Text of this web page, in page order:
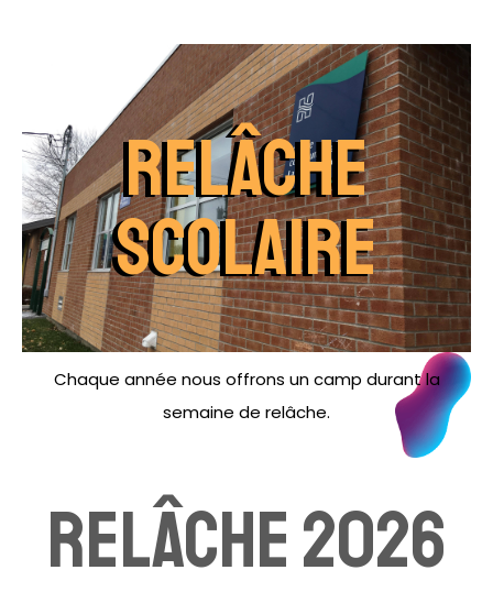
Relâche
scolaire
Chaque année nous offrons un camp durant la
semaine de relâche.
Relâche 2026